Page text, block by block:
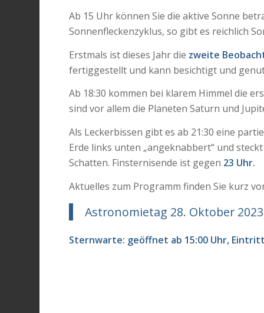
Ab 15 Uhr können Sie die aktive Sonne
Sonnenfleckenzyklus, so gibt es reichlich
Erstmals ist dieses Jahr die zweite
fertiggestellt und kann besichtigt und
Ab 18:30 kommen bei klarem Himmel die
sind vor allem die Planeten Saturn und
Als Leckerbissen gibt es ab 21:30 eine
Erde links unten „angeknabbert“ und
Schatten. Finsternisende ist gegen 23 Uhr.
Aktuelles zum Programm finden Sie kurz
Astronomietag 28. Oktober 2023
Sternwarte: geöffnet ab 15:00 Uhr,